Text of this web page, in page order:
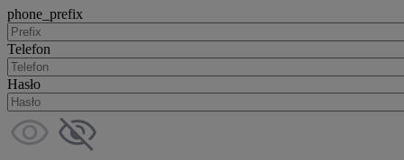
phone_prefix
Telefon
Hasło